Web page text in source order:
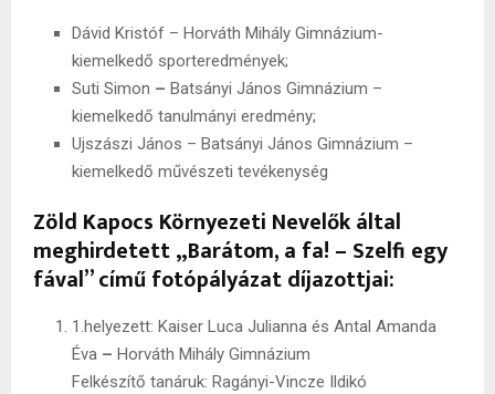
Dávid Kristóf – Horváth Mihály Gimnázium-
kiemelkedő sporteredmények;
Suti Simon – Batsányi János Gimnázium –
kiemelkedő tanulmányi eredmény;
Ujszászi János – Batsányi János Gimnázium –
kiemelkedő művészeti tevékenység
Zöld Kapocs Környezeti Nevelők által
meghirdetett „Barátom, a fa! – Szelfi egy
fával” című fotópályázat díjazottjai:
1.helyezett: Kaiser Luca Julianna és Antal Amanda
Éva – Horváth Mihály Gimnázium
Felkészítő tanáruk: Ragányi-Vincze Ildikó